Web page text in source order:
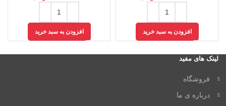
افزودن به سبد خرید افزودن به سبد خرید
لینک های مفید
فروشگاه
درباره ی ما